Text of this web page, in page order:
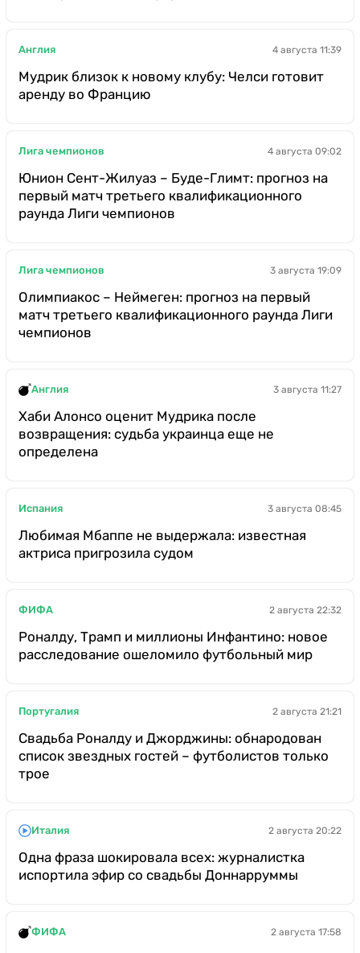
Англия 4 августа 11:39
Мудрик близок к новому клубу: Челси готовит
аренду во Францию
Лига чемпионов 4 августа 09:02
Юнион Сент-Жилуаз – Буде-Глимт: прогноз на
первый матч третьего квалификационного
раунда Лиги чемпионов
Лига чемпионов 3 августа 19:09
Олимпиакос – Неймеген: прогноз на первый
матч третьего квалификационного раунда Лиги
чемпионов
Англия 3 августа 11:27
Хаби Алонсо оценит Мудрика после
возвращения: судьба украинца еще не
определена
Испания 3 августа 08:45
Любимая Мбаппе не выдержала: известная
актриса пригрозила судом
ФИФА 2 августа 22:32
Роналду, Трамп и миллионы Инфантино: новое
расследование ошеломило футбольный мир
Португалия 2 августа 21:21
Свадьба Роналду и Джорджины: обнародован
список звездных гостей – футболистов только
трое
Италия 2 августа 20:22
Одна фраза шокировала всех: журналистка
испортила эфир со свадьбы Доннарруммы
ФИФА 2 августа 17:58